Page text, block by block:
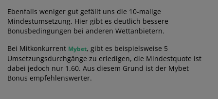
Ebenfalls weniger gut gefällt uns die 10-malige
Mindestumsetzung. Hier gibt es deutlich bessere
Bonusbedingungen bei anderen Wettanbietern.
Bei Mitkonkurrent Mybet, gibt es beispielsweise 5
Umsetzungsdurchgänge zu erledigen, die Mindestquote ist
dabei jedoch nur 1.60. Aus diesem Grund ist der Mybet
Bonus empfehlenswerter.